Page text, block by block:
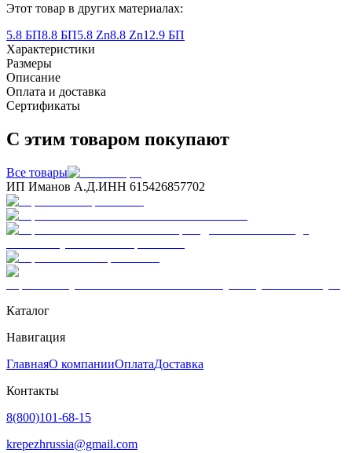
Этот товар в других материалах:
5.8 БП8.8 БП5.8 Zn8.8 Zn12.9 БП
Характеристики
Размеры
Описание
Оплата и доставка
Сертификаты
С этим товаром покупают
Все товары
ИП Иманов А.Д.ИНН 615426857702
Каталог
Навигация
ГлавнаяО компанииОплатаДоставка
Контакты
8(800)101-68-15
krepezhrussia@gmail.com